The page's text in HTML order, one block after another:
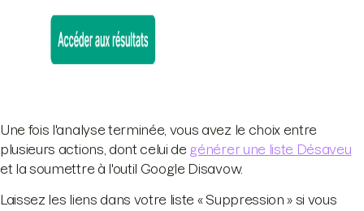
Une fois l'analyse terminée, vous avez le choix entre
plusieurs actions, dont celui de générer une liste Désaveu
et la soumettre à l'outil Google Disavow.
Laissez les liens dans votre liste « Suppression » si vous